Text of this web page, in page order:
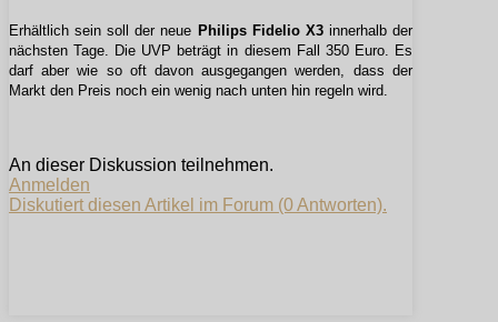
Erhältlich sein soll der neue Philips Fidelio X3innerhalb der
nächsten Tage. Die UVP beträgt in diesem Fall 350 Euro. Es
darf aber wie so oft davon ausgegangen werden, dass der
Markt den Preis noch ein wenig nach unten hin regeln wird.
An dieser Diskussion teilnehmen.
Anmelden
Diskutiert diesen Artikel im Forum (0 Antworten).